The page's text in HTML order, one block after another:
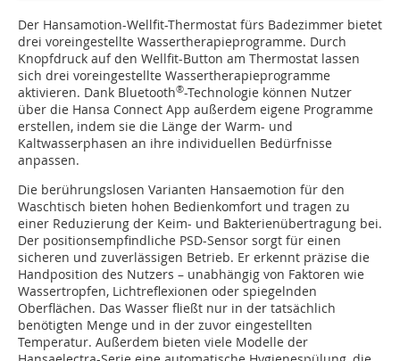
Der Hansamotion-Wellfit-Thermostat fürs Badezimmer bietet
drei voreingestellte Wassertherapieprogramme. Durch
Knopfdruck auf den Wellfit-Button am Thermostat lassen
sich drei voreingestellte Wassertherapieprogramme
aktivieren. Dank Bluetooth®-Technologie können Nutzer
über die Hansa Connect App außerdem eigene Programme
erstellen, indem sie die Länge der Warm- und
Kaltwasserphasen an ihre individuellen Bedürfnisse
anpassen.
Die berührungslosen Varianten Hansaemotion für den
Waschtisch bieten hohen Bedienkomfort und tragen zu
einer Reduzierung der Keim- und Bakterienübertragung bei.
Der positionsempfindliche PSD-Sensor sorgt für einen
sicheren und zuverlässigen Betrieb. Er erkennt präzise die
Handposition des Nutzers – unabhängig von Faktoren wie
Wassertropfen, Lichtreflexionen oder spiegelnden
Oberflächen. Das Wasser fließt nur in der tatsächlich
benötigten Menge und in der zuvor eingestellten
Temperatur. Außerdem bieten viele Modelle der